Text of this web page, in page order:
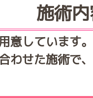
施術
意しています。
わせた施術で